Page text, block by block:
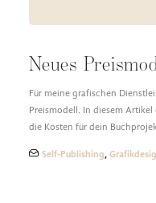
KONTAKT
Neues
Für meine grafischen
Preismodell. In diesem
die Kosten für dein
Self-Publishing,